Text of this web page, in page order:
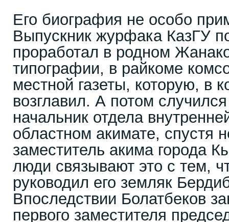
Его биография не особо
Выпускник журфака КазГУ
проработал в родном
типографии, в райкоме
местной газеты, которую, в
возглавил. А потом
начальник отдела
областном акимате, спустя
заместитель акима города
люди связывают это с тем,
руководил его земляк
Впоследствии Болатбеков
первого заместителя